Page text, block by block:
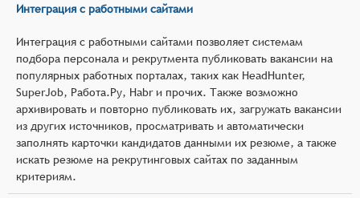
Интеграция с работными сайтами
Интеграция с работными сайтами позволяет системам
подбора персонала и рекрутмента публиковать вакансии на
популярных работных порталах, таких как HeadHunter,
SuperJob, Работа.Ру, Habr и прочих. Также возможно
архивировать и повторно публиковать их, загружать вакансии
из других источников, просматривать и автоматически
заполнять карточки кандидатов данными их резюме, а также
искать резюме на рекрутинговых сайтах по заданным
критериям.